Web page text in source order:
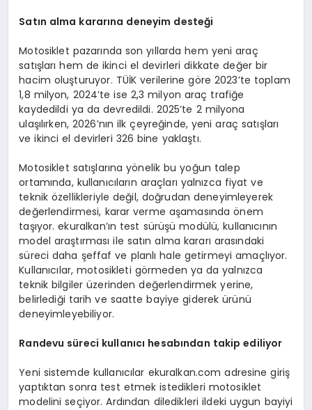
Satın alma kararına deneyim desteği
Motosiklet pazarında son yıllarda hem yeni araç
satışları hem de ikinci el devirleri dikkate değer bir
hacim oluşturuyor. TÜİK verilerine göre 2023’te toplam
1,8 milyon, 2024’te ise 2,3 milyon araç trafiğe
kaydedildi ya da devredildi. 2025’te 2 milyona
ulaşılırken, 2026’nın ilk çeyreğinde, yeni araç satışları
ve ikinci el devirleri 326 bine yaklaştı.
Motosiklet satışlarına yönelik bu yoğun talep
ortamında, kullanıcıların araçları yalnızca fiyat ve
teknik özellikleriyle değil, doğrudan deneyimleyerek
değerlendirmesi, karar verme aşamasında önem
taşıyor. ekuralkan’ın test sürüşü modülü, kullanıcının
model araştırması ile satın alma kararı arasındaki
süreci daha şeffaf ve planlı hale getirmeyi amaçlıyor.
Kullanıcılar, motosikleti görmeden ya da yalnızca
teknik bilgiler üzerinden değerlendirmek yerine,
belirlediği tarih ve saatte bayiye giderek ürünü
deneyimleyebiliyor.
Randevu süreci kullanıcı hesabından takip ediliyor
Yeni sistemde kullanıcılar ekuralkan.com adresine giriş
yaptıktan sonra test etmek istedikleri motosiklet
modelini seçiyor. Ardından diledikleri ildeki uygun bayiyi